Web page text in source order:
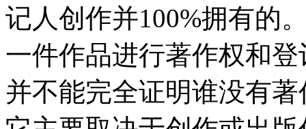
记人创作并100%拥有的
一件作品进行著作权和
并不能完全证明谁没有